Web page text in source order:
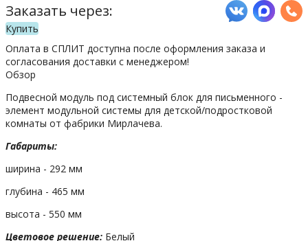
Заказать через:
Купить
Оплата в СПЛИТ доступна после оформления заказа и
согласования доставки с менеджером!
Обзор
Подвесной модуль под системный блок для письменного -
элемент модульной системы для детской/подростковой
комнаты от фабрики Мирлачева.
Габариты:
ширина - 292 мм
глубина - 465 мм
высота - 550 мм
Цветовое решение: Белый